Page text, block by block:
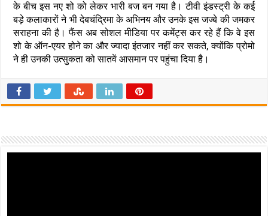
के बीच इस नए शो को लेकर भारी बज बन गया है। टीवी इंडस्ट्री के कई
बड़े कलाकारों ने भी देबचंद्रिमा के अभिनय और उनके इस जज्बे की जमकर
सराहना की है। फैंस अब सोशल मीडिया पर कमेंट्स कर रहे हैं कि वे इस
शो के ऑन-एयर होने का और ज्यादा इंतजार नहीं कर सकते, क्योंकि प्रोमो
ने ही उनकी उत्सुकता को सातवें आसमान पर पहुंचा दिया है।